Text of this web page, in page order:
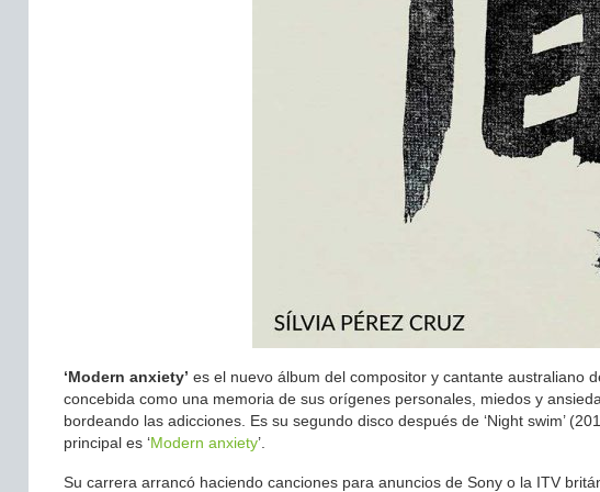
‘Modern anxiety’ es el nuevo álbum del compositor y cantante australiano
concebida como una memoria de sus orígenes personales, miedos y
bordeando las adicciones. Es su segundo disco después de ‘Night swim’
principal es ‘Modern anxiety’.
Su carrera arrancó haciendo canciones para anuncios de Sony o la ITV